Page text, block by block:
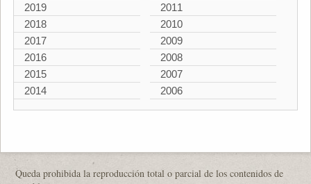
2019
2018
2017
2016
2015
2014
2011
2010
2009
2008
2007
2006
Queda prohibida la reproducción total o parcial de los contenidos de